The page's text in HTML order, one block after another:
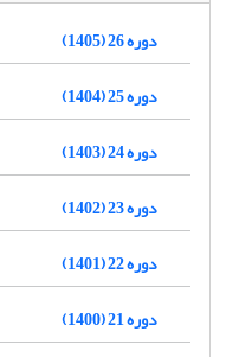
دوره 26 (1405)
دوره 25 (1404)
دوره 24 (1403)
دوره 23 (1402)
دوره 22 (1401)
دوره 21 (1400)